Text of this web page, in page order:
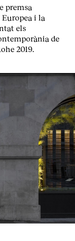
premsa
i la
els
de
2019.